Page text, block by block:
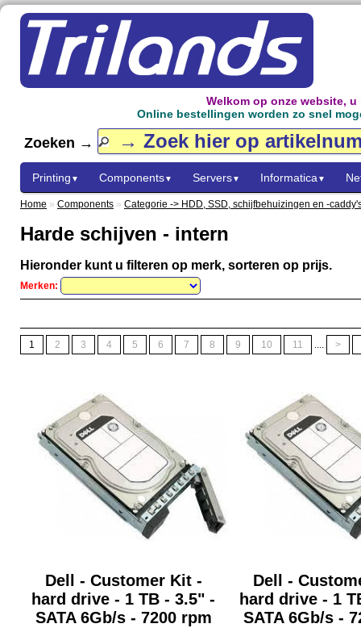
Welkom op onze website,
Online bestellingen worden zo snel
Zoeken →
Printing ▼ Components▼ Servers▼ Informatica ▼
Home » Components » Categorie -> HDD, SSD, schijfbehuizingen en -
Harde schijven - intern
Hieronder kunt u filteren op merk, sorteren op prijs.
Merken:
1 2 3 4 5 6 7 8 9 10 11 .... >
Dell - Customer Kit -
hard drive - 1 TB - 3.5" -
SATA 6Gb/s - 7200 rpm
Dell -
hard drive - 1
SATA 6Gb/s -